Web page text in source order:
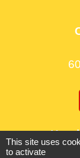
le lundi
This site uses
to activate